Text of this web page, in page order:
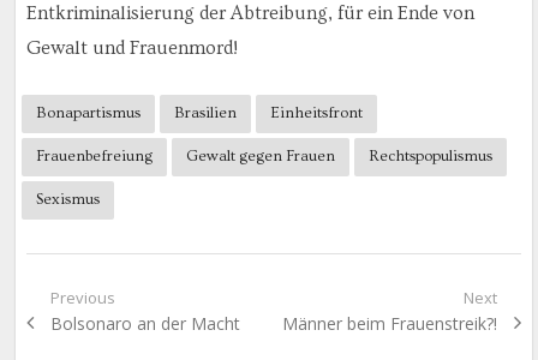
Entkriminalisierung der Abtreibung, für ein Ende von
Gewalt und Frauenmord!
Bonapartismus Brasilien Einheitsfront
Frauenbefreiung Gewalt gegen Frauen Rechtspopulismus
Sexismus
Beitragsnavigation
Previous
Previous
Bolsonaro an der Macht
Next
Next
Männer beim Frauenstreik?!